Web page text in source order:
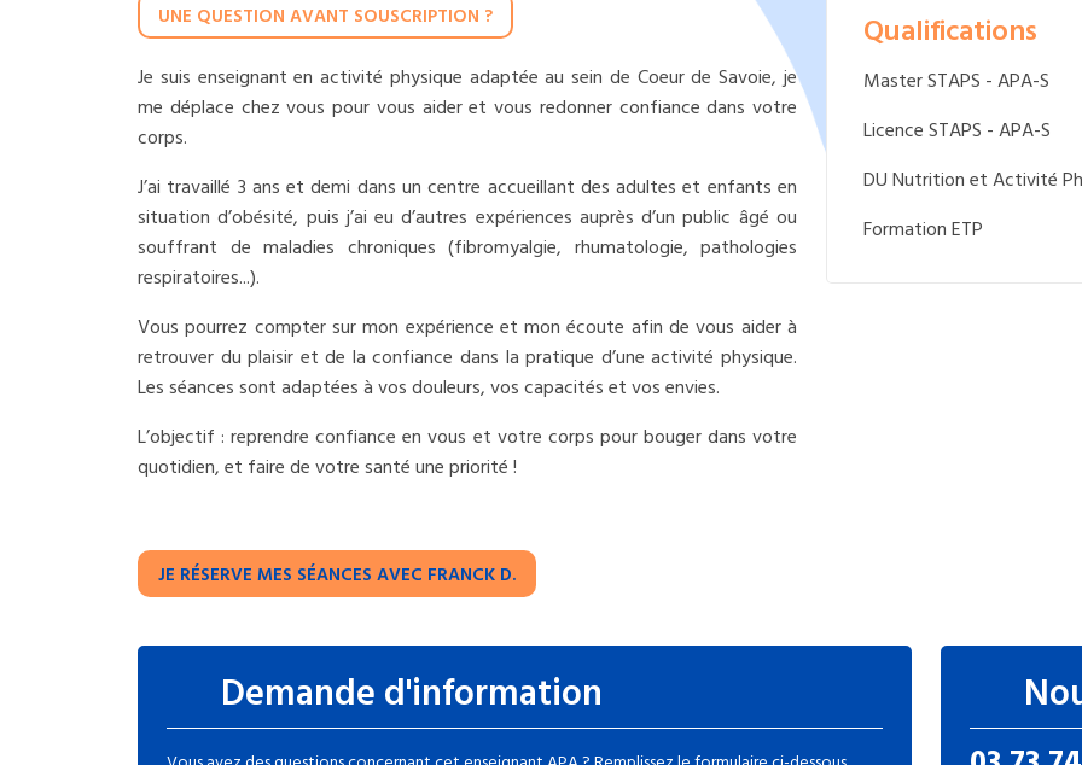
UNE QUESTION AVANT SOUSCRIPTION ?
Je suis enseignant en activité physique adaptée au sein de Coeur de Savoie, je
me déplace chez vous pour vous aider et vous redonner confiance dans votre
corps.
J’ai travaillé 3 ans et demi dans un centre accueillant des adultes et enfants en
situation d’obésité, puis j’ai eu d’autres expériences auprès d’un public âgé ou
souffrant de maladies chroniques (fibromyalgie, rhumatologie, pathologies
respiratoires...).
Vous pourrez compter sur mon expérience et mon écoute afin de vous aider à
retrouver du plaisir et de la confiance dans la pratique d’une activité physique.
Les séances sont adaptées à vos douleurs, vos capacités et vos envies.
L’objectif : reprendre confiance en vous et votre corps pour bouger dans votre
quotidien, et faire de votre santé une priorité !
Qualifications
Master STAPS - APA-S
Licence STAPS - APA-S
DU Nutrition et Activité
Formation ETP
JE RÉSERVE MES SÉANCES AVEC FRANCK D.
Demande d'information